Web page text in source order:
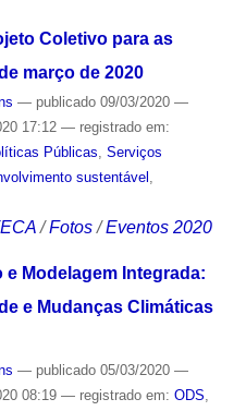
Coletivo para as
março de 2020
— publicado09/03/2020 —
17:12 — registrado em:
Públicas Serviços
sustentável
/Fotos /Eventos 2020
Modelagem Integrada:
e Mudanças Climáticas
— publicado05/03/2020 —
08:19 — registrado em: ODS,